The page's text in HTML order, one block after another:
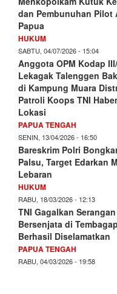
dan Pembunuhan Pilot
Papua
HUKUM
SABTU, 04/07/2026 - 15:04
Anggota OPM Kodap
Lekagak Talenggen
di Kampung Muara
Patroli Koops TNI
Lokasi
PAPUA TENGAH
SENIN, 13/04/2026 - 16:50
Bareskrim Polri
Palsu, Target Edarkan
Lebaran
HUKUM
RABU, 18/03/2026 - 12:13
TNI Gagalkan
Bersenjata di
Berhasil Diselamatkan
PAPUA TENGAH
RABU, 04/03/2026 - 19:58